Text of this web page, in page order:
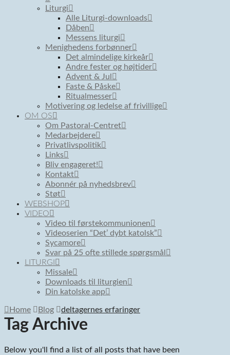
Liturgi
Alle Liturgi-downloads
Dåben
Messens liturgi
Menighedens forbønner
Det almindelige kirkeår
Andre fester og højtider
Advent & Jul
Faste & Påske
Ritualmesser
Motivering og ledelse af frivillige
OM OS
Om Pastoral-Centret
Medarbejdere
Privatlivspolitik
Links
Bliv engageret!
Kontakt
Abonnér på nyhedsbrev
Støt
WEBSHOP
VIDEO
Video til førstekommunionen
Videoserien “Det’ dybt katolsk”
Sycamore
Svar på 25 ofte stillede spørgsmål
LITURGI
Missale
Downloads til liturgien
Din katolske app
Home Blog deltagernes erfaringer
Tag Archive
Below you'll find a list of all posts that have been